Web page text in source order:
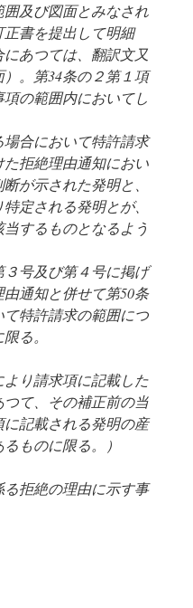
及び図面とみなされ
書を提出して明細
あつては、翻訳文又
。第34条の２第１項
の範囲内においてし
合において特許請求
拒絶理由通知におい
が示された発明と、
定される発明とが、
するものとなるよう
号及び第４号に掲げ
通知と併せて第50条
特許請求の範囲につ
る。
り請求項に記載した
て、その補正前の当
記載される発明の産
ものに限る。）
拒絶の理由に示す事